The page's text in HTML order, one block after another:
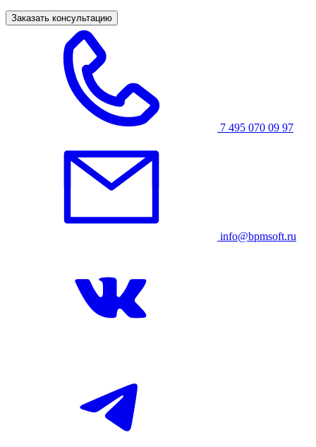
Заказать консультацию
7 495 070 09 97
info@bpmsoft.ru